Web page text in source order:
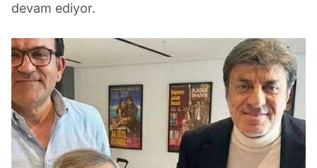
devam ediyor.